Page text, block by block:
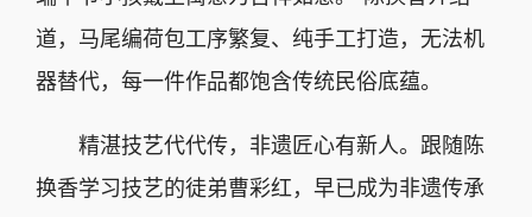
道，马尾编荷包工序繁复、纯手工打造，无法机
器替代，每一件作品都饱含传统民俗底蕴。
精湛技艺代代传，非遗匠心有新人。跟随陈
换香学习技艺的徒弟曹彩红，早已成为非遗传承